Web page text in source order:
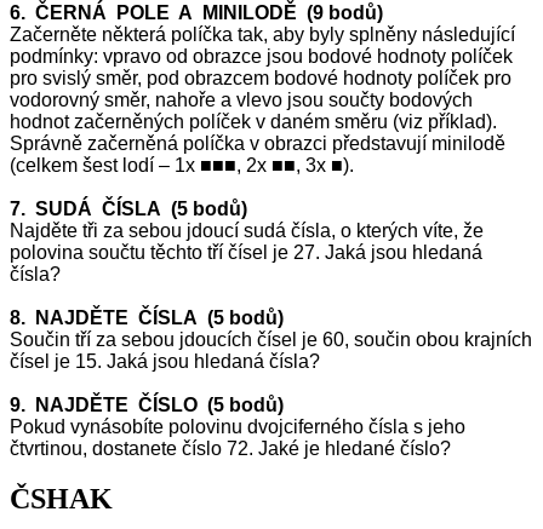
6. ČERNÁ POLE A MINILODĚ (9 bodů)
Začerněte některá políčka tak, aby byly splněny následující
podmínky: vpravo od obrazce jsou bodové hodnoty políček
pro svislý směr, pod obrazcem bodové hodnoty políček pro
vodorovný směr, nahoře a vlevo jsou součty bodových
hodnot začerněných políček v daném směru (viz příklad).
Správně začerněná políčka v obrazci představují minilodě
(celkem šest lodí – 1x ■■■, 2x ■■, 3x ■).
7. SUDÁ ČÍSLA (5 bodů)
Najděte tři za sebou jdoucí sudá čísla, o kterých víte, že
polovina součtu těchto tří čísel je 27. Jaká jsou hledaná
čísla?
8. NAJDĚTE ČÍSLA (5 bodů)
Součin tří za sebou jdoucích čísel je 60, součin obou krajních
čísel je 15. Jaká jsou hledaná čísla?
9. NAJDĚTE ČÍSLO (5 bodů)
Pokud vynásobíte polovinu dvojciferného čísla s jeho
čtvrtinou, dostanete číslo 72. Jaké je hledané číslo?
ČSHAK